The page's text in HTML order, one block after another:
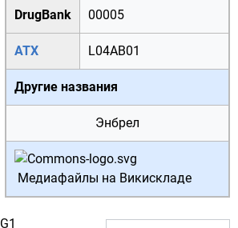
DrugBank 00005
АТХ L04AB01
Другие названия
Энбрел
Медиафайлы на Викискладе
G1